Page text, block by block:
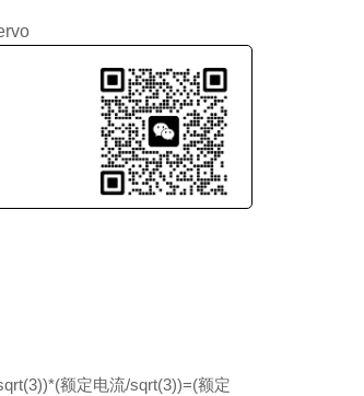
额定电流/sqrt(3))=(额定